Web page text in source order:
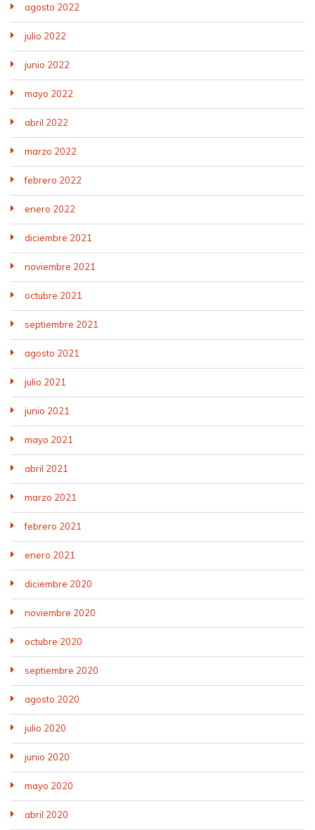
agosto 2022
julio 2022
junio 2022
mayo 2022
abril 2022
marzo 2022
febrero 2022
enero 2022
diciembre 2021
noviembre 2021
octubre 2021
septiembre 2021
agosto 2021
julio 2021
junio 2021
mayo 2021
abril 2021
marzo 2021
febrero 2021
enero 2021
diciembre 2020
noviembre 2020
octubre 2020
septiembre 2020
agosto 2020
julio 2020
junio 2020
mayo 2020
abril 2020